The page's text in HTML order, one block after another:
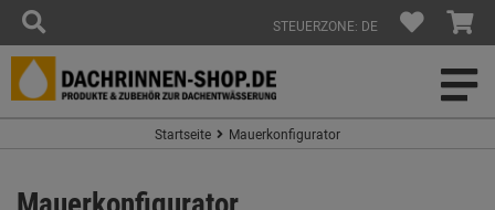
STEUERZONE: DE
Startseite Mauerkonfigurator